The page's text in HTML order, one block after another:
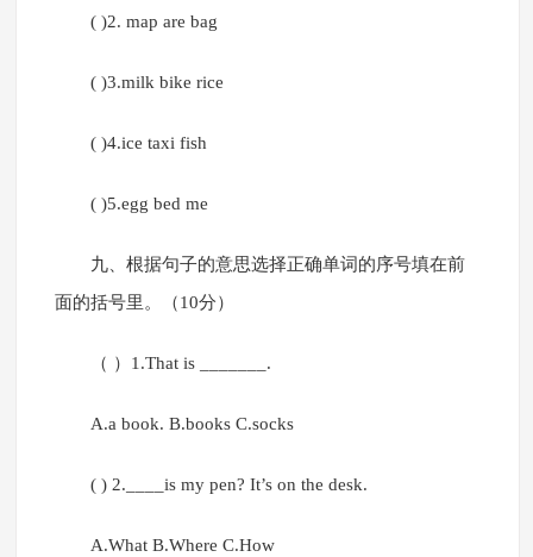
( )2. map are bag
( )3.milk bike rice
( )4.ice taxi fish
( )5.egg bed me
九、根据句子的意思选择正确单词的序号填在前
面的括号里。（10分）
（ ）1.That is _______.
A.a book. B.books C.socks
( ) 2.____is my pen? It’s on the desk.
A.What B.Where C.How